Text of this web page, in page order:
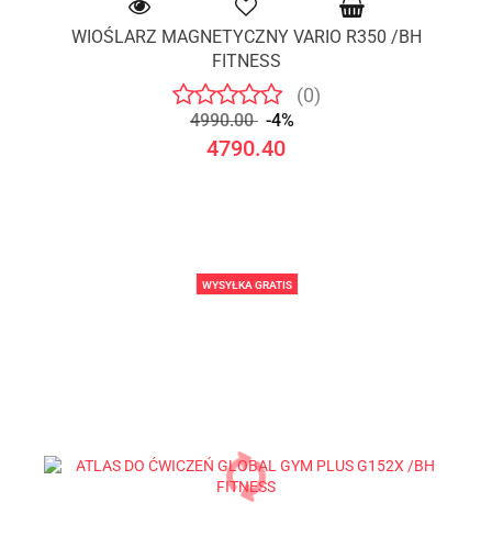
WIOŚLARZ MAGNETYCZNY VARIO R350 /BH
FITNESS
(0)
4990.00 -4%
4790.40
WYSYŁKA GRATIS